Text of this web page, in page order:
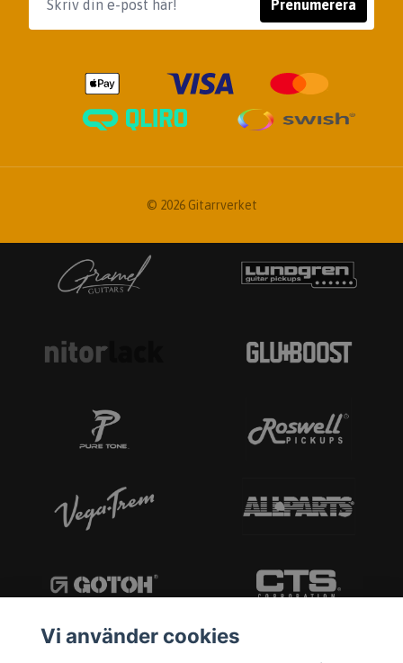
Prenumerera
© 2026 Gitarrverket
Vi använder cookies